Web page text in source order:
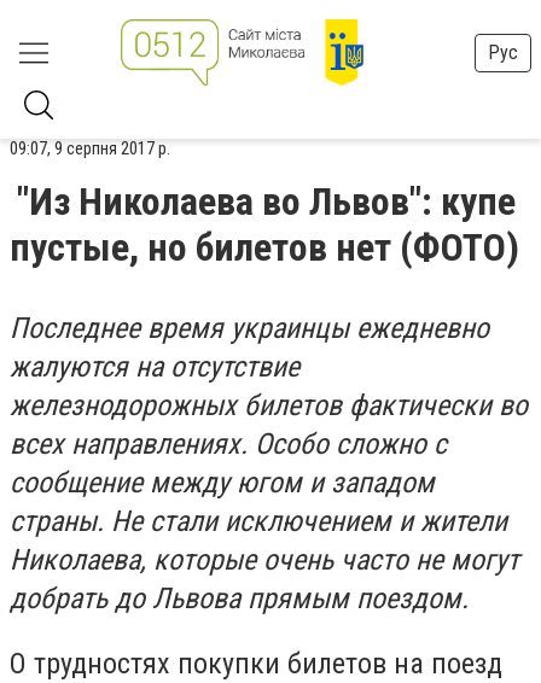
Рус
09:07, 9 серпня 2017 р.
"Из Николаева во Львов": купе
пустые, но билетов нет (ФОТО)
Последнее время украинцы ежедневно
жалуются на отсутствие
железнодорожных билетов фактически во
всех направлениях. Особо сложно с
сообщение между югом и западом
страны. Не стали исключением и жители
Николаева, которые очень часто не могут
добрать до Львова прямым поездом.
О трудностях покупки билетов на поезд